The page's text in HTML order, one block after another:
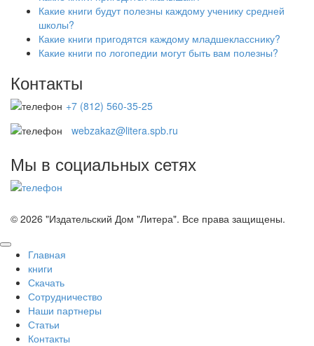
Какие книги будут полезны каждому ученику средней
школы?
Какие книги пригодятся каждому младшекласснику?
Какие книги по логопедии могут быть вам полезны?
Контакты
+7 (812) 560-35-25
webzakaz@litera.spb.ru
Мы в социальных сетях
© 2026 "Издательский Дом "Литера". Все права защищены.
ВверхГлавная
книги
Скачать
Сотрудничество
Наши партнеры
Статьи
Контакты